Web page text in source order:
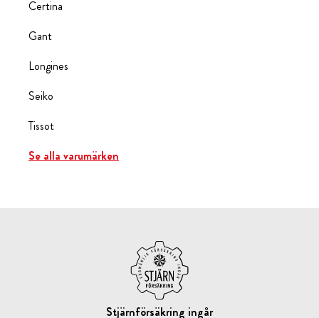
Certina
Gant
Longines
Seiko
Tissot
Se alla varumärken
Stjärnförsäkring ingår